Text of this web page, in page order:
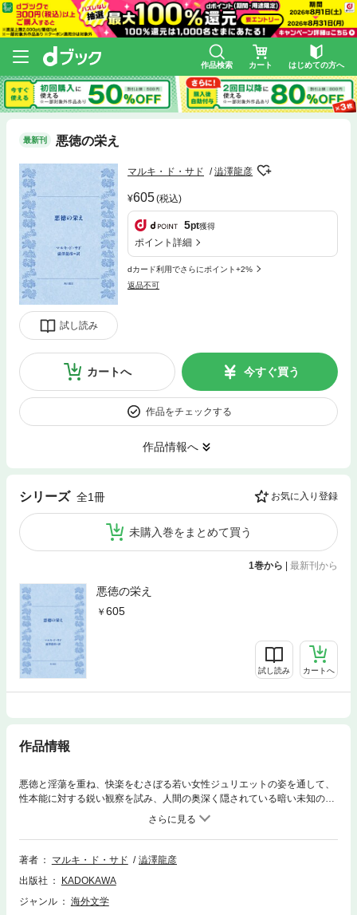
作品検索 カート はじめての方へ
最新刊 悪徳の栄え
試し読み
マルキ・ド・サド 澁澤龍彦
605(税込)
5pt獲得
ポイント詳細
dカード利用でさらにポイント+2%
返品不可
カートへ 今すぐ買う
作品をチェックする
作品情報へ
シリーズ 全1冊 お気に入り登録
未購入巻をまとめて買う
1巻から | 最新刊から
悪徳の栄え
605
試し読み カートへ
作品情報
悪徳と淫蕩を重ね、快楽をむさぼる若い女性ジュリエットの姿を通して、
性本能に対する鋭い観察を試み、人間の奥深く隠されている暗い未知の部
分と自由の問題を、徹底的に追求した。貴族の家柄にありながら、当時と
しては悪魔的所業ともいうべき奇行ゆえに、その生涯の三分の一以上を牢
獄で過したサドの代表作。1797年作。
著者
マルキ・ド・サド
澁澤龍彦
出版社
KADOKAWA
ジャンル
海外文学